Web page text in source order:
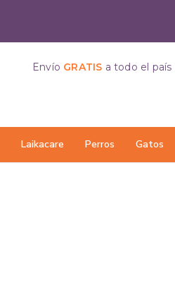
Laikacare Perros Gatos
Envío GRATIS a todo el país